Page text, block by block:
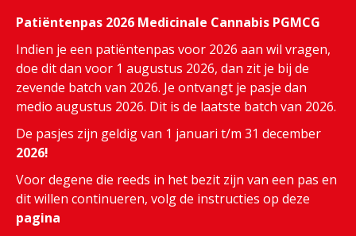
Patiëntenpas 2026 Medicinale Cannabis PGMCG
Indien je een patiëntenpas voor 2026 aan wil vragen,
doe dit dan voor 1 augustus 2026, dan zit je bij de
zevende batch van 2026. Je ontvangt je pasje dan
medio augustus 2026. Dit is de laatste batch van 2026.
De pasjes zijn geldig van 1 januari t/m 31 december
2026!
Voor degene die reeds in het bezit zijn van een pas en
dit willen continueren, volg de instructies op deze
pagina